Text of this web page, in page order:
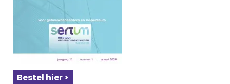
Bestel hier >